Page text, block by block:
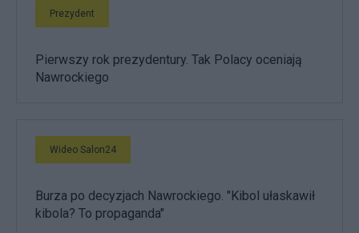
Prezydent
Pierwszy rok prezydentury. Tak Polacy oceniają
Nawrockiego
Wideo Salon24
Burza po decyzjach Nawrockiego. "Kibol ułaskawił
kibola? To propaganda"